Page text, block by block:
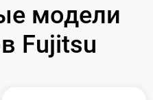
модели
Fujitsu